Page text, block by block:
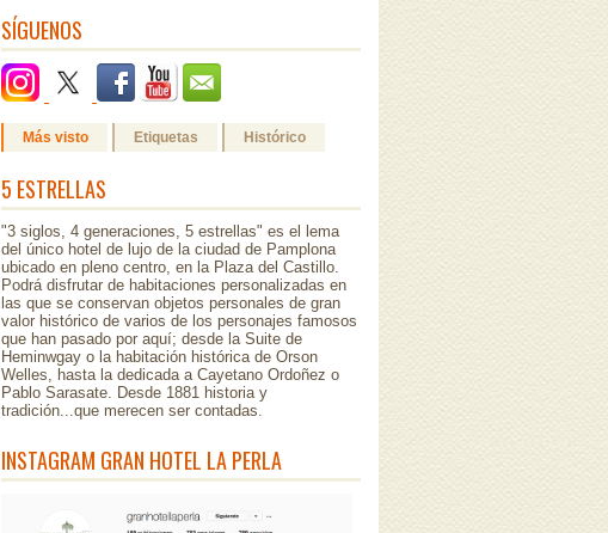
SÍGUENOS
Más visto Etiquetas Histórico
5 ESTRELLAS
"3 siglos, 4 generaciones, 5 estrellas" es el lema
del único hotel de lujo de la ciudad de Pamplona
ubicado en pleno centro, en la Plaza del Castillo.
Podrá disfrutar de habitaciones personalizadas en
las que se conservan objetos personales de gran
valor histórico de varios de los personajes famosos
que han pasado por aquí; desde la Suite de
Heminwgay o la habitación histórica de Orson
Welles, hasta la dedicada a Cayetano Ordoñez o
Pablo Sarasate. Desde 1881 historia y
tradición...que merecen ser contadas.
INSTAGRAM GRAN HOTEL LA PERLA